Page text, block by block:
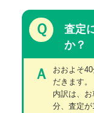
Ｑ
査定
か？
Ａ
おおよそ
だきます。
内訳は、
分、査定